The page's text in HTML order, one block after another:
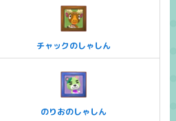
チャックのしゃしん
のりおのしゃしん